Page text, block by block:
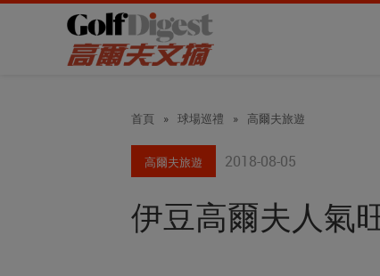
首頁 » 球場巡禮 » 高爾夫旅遊
高爾夫旅遊 2018-08-05
伊豆高爾夫人氣